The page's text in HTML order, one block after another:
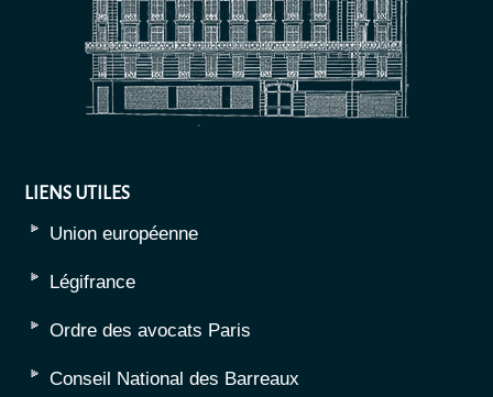
LIENS UTILES
Union européenne
Légifrance
Ordre des avocats Paris
Conseil National des Barreaux